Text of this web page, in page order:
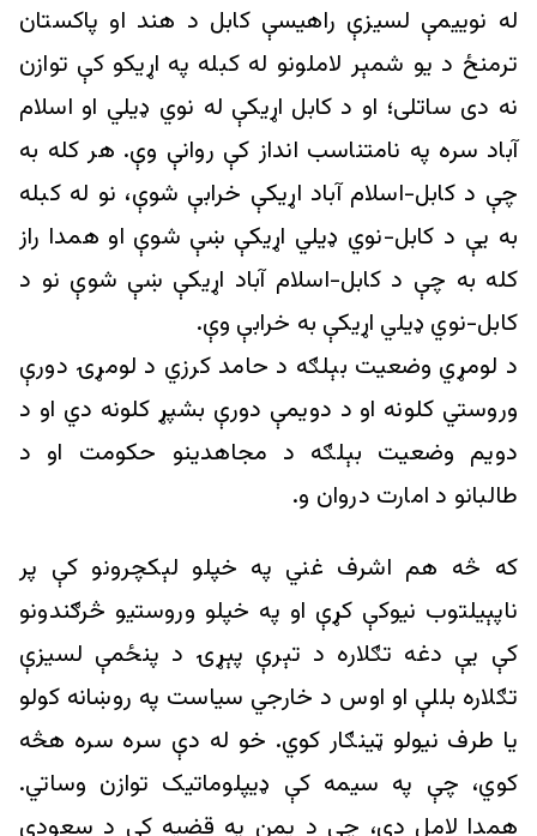
له نویيمې لسیزې راهیسې کابل د هند او پاکستان
ترمنځ د يو شمېر لاملونو له کبله په اړیکو کې توازن
نه دی ساتلی؛ او د کابل اړیکې له نوي ډيلي او اسلام
آباد سره په نامتناسب انداز کې روانې وې. هر کله به
چې د کابل-اسلام آباد اړیکې خرابې شوې، نو له کبله
به یې د کابل-نوي ډيلي اړیکې ښې شوې او همدا راز
کله به چې د کابل-اسلام آباد اړیکې ښې شوې نو د
کابل-نوي ډيلي اړیکې به خرابې وې.
د لومړي وضعيت بېلګه د حامد کرزي د لومړۍ دورې
وروستي کلونه او د دویمې دورې بشپړ کلونه دي او د
دویم وضعيت بېلګه د مجاهدینو حکومت او د
طالبانو د امارت دروان و.
که څه هم اشرف غني په خپلو لېکچرونو کې پر
ناپېیلتوب نیوکې کړې او په خپلو وروستیو څرګندونو
کې یې دغه تګلاره د تېرې پېړۍ د پنځمې لسیزې
تګلاره بللې او اوس د خارجي سیاست په روښانه کولو
یا طرف نیولو ټینګار کوي. خو له دې سره سره هڅه
کوي، چې په سیمه کې ډيپلوماتیک توازن وساتي.
همدا لامل دی، چې د يمن په قضيه کې د سعودي